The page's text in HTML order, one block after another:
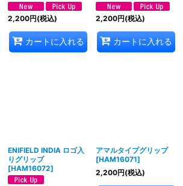
2,200円(税込)
カートに入れる
2,200円(税込)
カートに入れる
ENIFIELD INDIA ロゴ入
りグリップ
[HAM16072]
アマルタイプグリップ
[HAM16071]
2,200円(税込)